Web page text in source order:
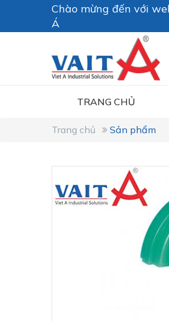
Chào mừng đến với
Á
TRANG CHỦ
Trang chủ Sản phẩm